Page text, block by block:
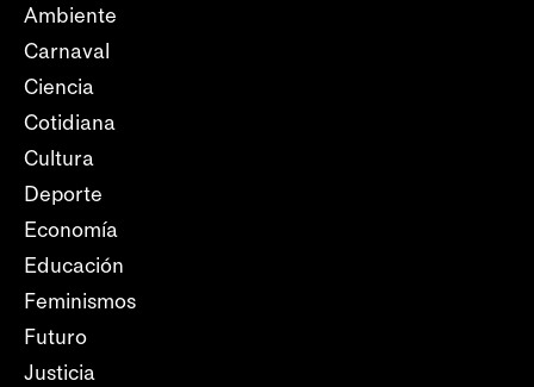
Ambiente
Carnaval
Ciencia
Cotidiana
Cultura
Deporte
Economía
Educación
Feminismos
Futuro
Justicia